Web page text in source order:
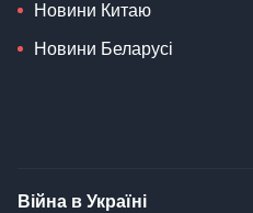
Новини Китаю
Новини Беларусі
Війна в Україні